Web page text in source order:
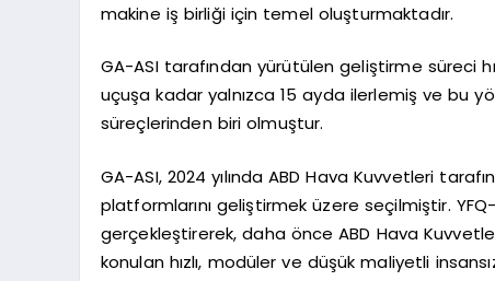
makine iş birliği için temel oluşturmaktadır.
GA-ASI tarafından yürütülen geliştirme süreci
uçuşa kadar yalnızca 15 ayda ilerlemiş ve bu
süreçlerinden biri olmuştur.
GA-ASI, 2024 yılında ABD Hava Kuvvetleri
platformlarını geliştirmek üzere seçilmiştir.
gerçekleştirerek, daha önce ABD Hava
konulan hızlı, modüler ve düşük maliyetli